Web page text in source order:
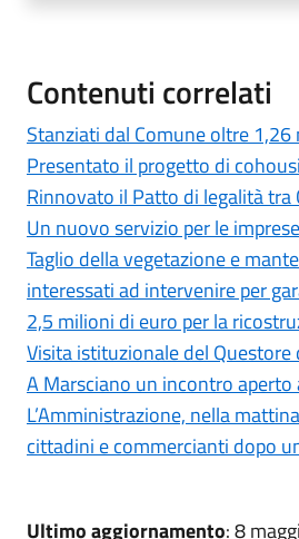
Contenuti correlati
Stanziati dal Comune oltre
Presentato il progetto di
Rinnovato il Patto di legalità
Un nuovo servizio per le
Taglio della vegetazione e
interessati ad intervenire per
2,5 milioni di euro per la
Visita istituzionale del
A Marsciano un incontro
L’Amministrazione, nella
cittadini e commercianti dopo
Ultimo aggiornamento: 8